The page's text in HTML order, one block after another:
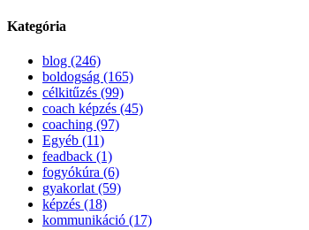
Kategória
blog (246)
boldogság (165)
célkitűzés (99)
coach képzés (45)
coaching (97)
Egyéb (11)
feadback (1)
fogyókúra (6)
gyakorlat (59)
képzés (18)
kommunikáció (17)